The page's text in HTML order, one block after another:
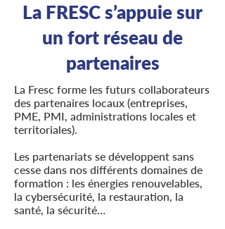
La FRESC s’appuie sur
un fort réseau de
partenaires
La Fresc forme les futurs collaborateurs
des partenaires locaux (entreprises,
PME, PMI, administrations locales et
territoriales).
Les partenariats se développent sans
cesse dans nos différents domaines de
formation : les énergies renouvelables,
la cybersécurité, la restauration, la
santé, la sécurité…